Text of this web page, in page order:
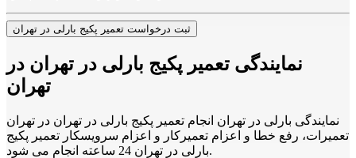
ثبت درخواست تعمیر پکیج بارلی در تهران
نمایندگی تعمیر پکیج بارلی در تهران در
تهران
نمایندگی بارلی در تهران انجام تعمیر پکیج بارلی در تهران در تهران
تعمیرات، رفع خطا و اعزام تعمیرکار و اعزام سرویسکار تعمیر پکیج
بارلی در تهران 24 ساعته انجام می شود.